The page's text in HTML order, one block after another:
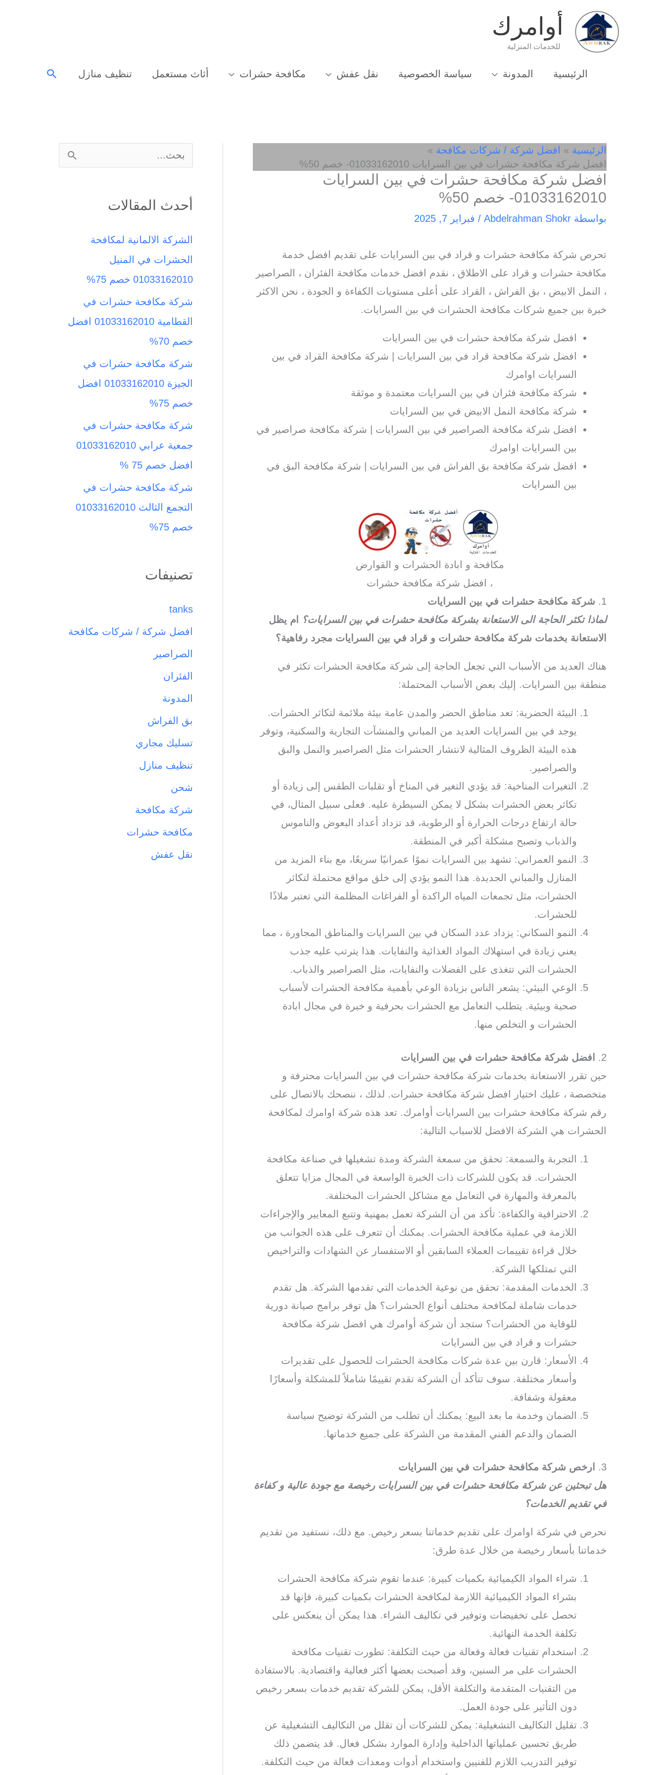
أوامرك
للخدمات المنزلية
الرئيسية المدونة سياسة الخصوصية نقل عفش مكافحة حشرات أثاث مستعمل تنظيف منازل البحث
الرئيسية
افضل شركة / شركات مكافحة
افضل شركة مكافحة حشرات في بين السرايات 01033162010- خصم 50%
افضل شركة مكافحة حشرات في بين السرايات
01033162010- خصم 50%
بواسطة Abdelrahman Shokr
/ فبراير 7, 2025
تحرص شركة مكافحة حشرات و قراد في بين السرايات على تقديم افضل خدمة
مكافحة حشرات و قراد على الاطلاق ، نقدم افضل خدمات مكافحة الفئران ، الصراصير
، النمل الابيض ، بق الفراش ، القراد على أعلى مستويات الكفاءة و الجودة ، نحن الاكثر
خبرة بين جميع شركات مكافحة الحشرات في بين السرايات.
افضل شركة مكافحة حشرات في بين السرايات
افضل شركة مكافحة قراد في بين السرايات | شركة مكافحة القراد في بين
السرايات اوامرك
شركة مكافحة فئران في بين السرايات معتمدة و موثقة
شركة مكافحة النمل الابيض في بين السرايات
افضل شركة مكافحة الصراصير في بين السرايات | شركة مكافحة صراصير في
بين السرايات اوامرك
افضل شركة مكافحة بق الفراش في بين السرايات | شركة مكافحة البق في
بين السرايات
مكافحة و ابادة الحشرات و القوارض
، افضل شركة مكافحة حشرات
1.
شركة مكافحة حشرات في بين السرايات
لماذا تكثر الحاجة الى الاستعانة بشركة مكافحة حشرات في بين السرايات؟
ام يظل
الاستعانة بخدمات شركة مكافحة حشرات و قراد في بين السرايات مجرد رفاهية؟
هناك العديد من الأسباب التي تجعل الحاجة إلى شركة مكافحة الحشرات تكثر في
منطقة بين السرايات. إليك بعض الأسباب المحتملة:
البيئة الحضرية: تعد مناطق الحضر والمدن عامة بيئة ملائمة لتكاثر الحشرات.
يوجد في بين السرايات العديد من المباني والمنشآت التجارية والسكنية، وتوفر
هذه البيئة الظروف المثالية لانتشار الحشرات مثل الصراصير والنمل والبق
والصراصير.
التغيرات المناخية: قد يؤدي التغير في المناخ أو تقلبات الطقس إلى زيادة أو
تكاثر بعض الحشرات بشكل لا يمكن السيطرة عليه. فعلى سبيل المثال، في
حالة ارتفاع درجات الحرارة أو الرطوبة، قد تزداد أعداد البعوض والناموس
والذباب وتصبح مشكلة أكبر في المنطقة.
النمو العمراني: تشهد بين السرايات نموًا عمرانيًا سريعًا، مع بناء المزيد من
المنازل والمباني الجديدة. هذا النمو يؤدي إلى خلق مواقع محتملة لتكاثر
الحشرات، مثل تجمعات المياه الراكدة أو الفراغات المظلمة التي تعتبر ملاذًا
للحشرات.
النمو السكاني: يزداد عدد السكان في بين السرايات والمناطق المجاورة ، مما
يعني زيادة في استهلاك المواد الغذائية والنفايات. هذا يترتب عليه جذب
الحشرات التي تتغذى على الفضلات والنفايات، مثل الصراصير والذباب.
الوعي البيئي: يشعر الناس بزيادة الوعي بأهمية مكافحة الحشرات لأسباب
صحية وبيئية. يتطلب التعامل مع الحشرات بحرفية و خبرة في مجال ابادة
الحشرات و التخلص منها.
2.
افضل شركة مكافحة حشرات في بين السرايات
حين تقرر الاستعانة بخدمات شركة مكافحة حشرات في بين السرايات محترفة و
متخصصة ، عليك اختيار افضل شركة مكافحة حشرات. لذلك ، ننصحك بالاتصال على
رقم شركة مكافحة حشرات بين السرايات أوامرك. تعد هذه شركة اوامرك لمكافحة
الحشرات هي الشركة الافضل للاسباب التالية:
التجربة والسمعة: تحقق من سمعة الشركة ومدة تشغيلها في صناعة مكافحة
الحشرات. قد يكون للشركات ذات الخبرة الواسعة في المجال مزايا تتعلق
بالمعرفة والمهارة في التعامل مع مشاكل الحشرات المختلفة.
الاحترافية والكفاءة: تأكد من أن الشركة تعمل بمهنية وتتبع المعايير والإجراءات
اللازمة في عملية مكافحة الحشرات. يمكنك أن تتعرف على هذه الجوانب من
خلال قراءة تقييمات العملاء السابقين أو الاستفسار عن الشهادات والتراخيص
التي تمتلكها الشركة.
الخدمات المقدمة: تحقق من نوعية الخدمات التي تقدمها الشركة. هل تقدم
خدمات شاملة لمكافحة مختلف أنواع الحشرات؟ هل توفر برامج صيانة دورية
للوقاية من الحشرات؟ ستجد أن شركة أوامرك هي افضل شركة مكافحة
حشرات و قراد في بين السرايات
الأسعار: قارن بين عدة شركات مكافحة الحشرات للحصول على تقديرات
وأسعار مختلفة. سوف تتأكد أن الشركة تقدم تقييمًا شاملاً للمشكلة وأسعارًا
معقولة وشفافة.
الضمان وخدمة ما بعد البيع: يمكنك أن تطلب من الشركة توضيح سياسة
الضمان والدعم الفني المقدمة من الشركة على جميع خدماتها.
3.
ارخص شركة مكافحة حشرات في بين السرايات
هل تبحثين عن شركة مكافحة حشرات في بين السرايات رخيصة مع جودة عالية و كفاءة
في تقديم الخدمات؟
نحرص في شركة اوامرك على تقديم خدماتنا بسعر رخيص. مع ذلك، نستفيد من تقديم
خدماتنا بأسعار رخيصة من خلال عدة طرق:
شراء المواد الكيميائية بكميات كبيرة: عندما تقوم شركة مكافحة الحشرات
بشراء المواد الكيميائية اللازمة لمكافحة الحشرات بكميات كبيرة، فإنها قد
تحصل على تخفيضات وتوفير في تكاليف الشراء. هذا يمكن أن ينعكس على
تكلفة الخدمة النهائية.
استخدام تقنيات فعالة وفعالة من حيث التكلفة: تطورت تقنيات مكافحة
الحشرات على مر السنين، وقد أصبحت بعضها أكثر فعالية واقتصادية. بالاستفادة
من التقنيات المتقدمة والتكلفة الأقل، يمكن للشركة تقديم خدمات بسعر رخيص
دون التأثير على جودة العمل.
تقليل التكاليف التشغيلية: يمكن للشركات أن تقلل من التكاليف التشغيلية عن
طريق تحسين عملياتها الداخلية وإدارة الموارد بشكل فعال. قد يتضمن ذلك
توفير التدريب اللازم للفنيين واستخدام أدوات ومعدات فعالة من حيث التكلفة.
ب
ث
ع
ن
أحدث المقالات
الشركة الالمانية لمكافحة
الحشرات في المنيل
01033162010 خصم 75%
شركة مكافحة حشرات في
القطامية 01033162010 افضل
خصم 70%
شركة مكافحة حشرات في
الجيزة 01033162010 افضل
خصم 75%
شركة مكافحة حشرات في
جمعية عرابي 01033162010
افضل خصم 75 %
شركة مكافحة حشرات في
التجمع الثالث 01033162010
خصم 75%
تصنيفات
tanks
افضل شركة / شركات مكافحة
الصراصير
الفئران
المدونة
بق الفراش
تسليك مجاري
تنظيف منازل
شحن
شركة مكافحة
مكافحة حشرات
نقل عفش